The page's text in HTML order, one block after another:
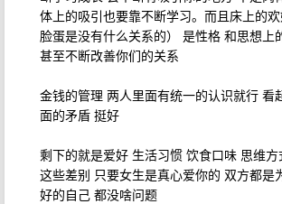
体上的吸引也要靠不断学习。而且床上的
脸蛋是没有什么关系的） 是性格 和思想上
甚至不断改善你们的关系
金钱的管理 两人里面有统一的认识就行 看
面的矛盾 挺好
剩下的就是爱好 生活习惯 饮食口味 思维方
这些差别 只要女生是真心爱你的 双方都是
好的自己 都没啥问题